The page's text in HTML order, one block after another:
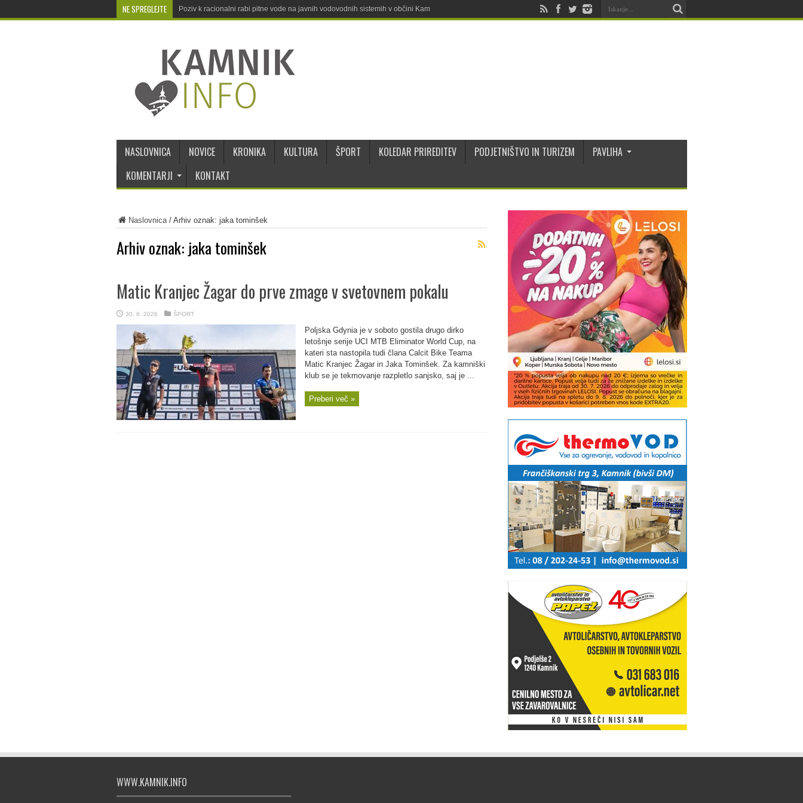
NE SPREGLEJTE Poziv k racionalni rabi pitne vode na javnih vodovodnih sistemih v občini Kamnik
NASLOVNICA NOVICE KRONIKA KULTURA ŠPORT KOLEDAR PRIREDITEV PODJETNIŠTVO IN TURIZEM
PAVLIHA
KOMENTARJI
KONTAKT
Naslovnica/ Arhiv oznak: jaka tominšek
Arhiv oznak: jaka tominšek
Matic Kranjec Žagar do prve zmage v svetovnem pokalu
30. 6. 2026 ŠPORT
Poljska Gdynia je v soboto gostila drugo dirko
letošnje serije UCI MTB Eliminator World Cup, na
kateri sta nastopila tudi člana Calcit Bike Teama
Matic Kranjec Žagar in Jaka Tominšek. Za kamniški
klub se je tekmovanje razpletlo sanjsko, saj je ...
Preberi več »
WWW.KAMNIK.INFO